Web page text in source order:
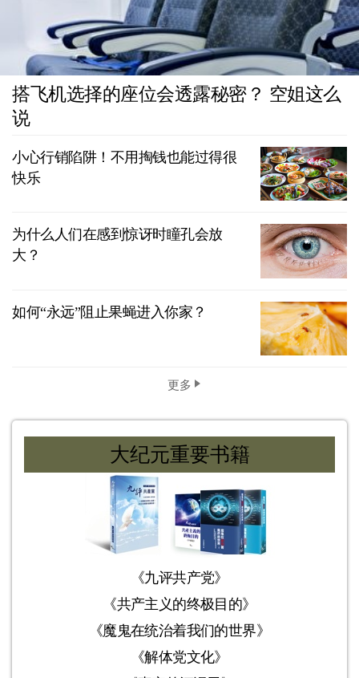
搭飞机选择的座位会透露秘密？ 空姐这么
说
小心行销陷阱！不用掏钱也能过得很
快乐
为什么人们在感到惊讶时瞳孔会放
大？
如何“永远”阻止果蝇进入你家？
更多
大纪元重要书籍
《九评共产党》
《共产主义的终极目的》
《魔鬼在统治着我们的世界》
《解体党文化》